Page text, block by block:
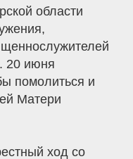
области
20 июня
помолиться и
Матери
ход со